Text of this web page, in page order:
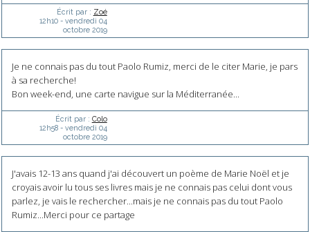
Écrit par : Zoé
12h10- vendredi 04
octobre 2019
Je ne connais pas du tout Paolo Rumiz, merci de le citer Marie, je pars
à sa recherche!
Bon week-end, une carte navigue sur la Méditerranée...
Écrit par : Colo
12h58- vendredi 04
octobre 2019
J'avais 12-13 ans quand j'ai découvert un poème de Marie Noël et je
croyais avoir lu tous ses livres mais je ne connais pas celui dont vous
parlez, je vais le rechercher...mais je ne connais pas du tout Paolo
Rumiz...Merci pour ce partage